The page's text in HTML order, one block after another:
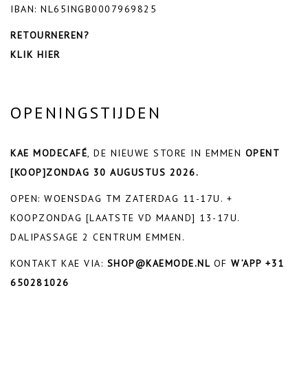
IBAN: NL65INGB0007969825
RETOURNEREN?
KLIK HIER
OPENINGSTIJDEN
KAE MODECAFÉ, DE NIEUWE STORE IN EMMEN OPENT
[KOOP]ZONDAG 30 AUGUSTUS 2026.
OPEN: WOENSDAG TM ZATERDAG 11-17U. +
KOOPZONDAG [LAATSTE VD MAAND] 13-17U.
DALIPASSAGE 2 CENTRUM EMMEN.
KONTAKT KAE VIA: SHOP@KAEMODE.NL OF W’APP +31
650281026